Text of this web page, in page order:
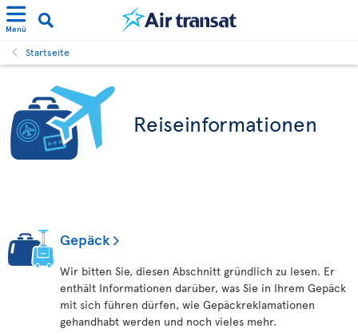
Menü
Startseite
Reiseinformationen
Gepäck
Wir bitten Sie, diesen Abschnitt gründlich zu lesen. Er
enthält Informationen darüber, was Sie in Ihrem Gepäck
mit sich führen dürfen, wie Gepäckreklamationen
gehandhabt werden und noch vieles mehr.